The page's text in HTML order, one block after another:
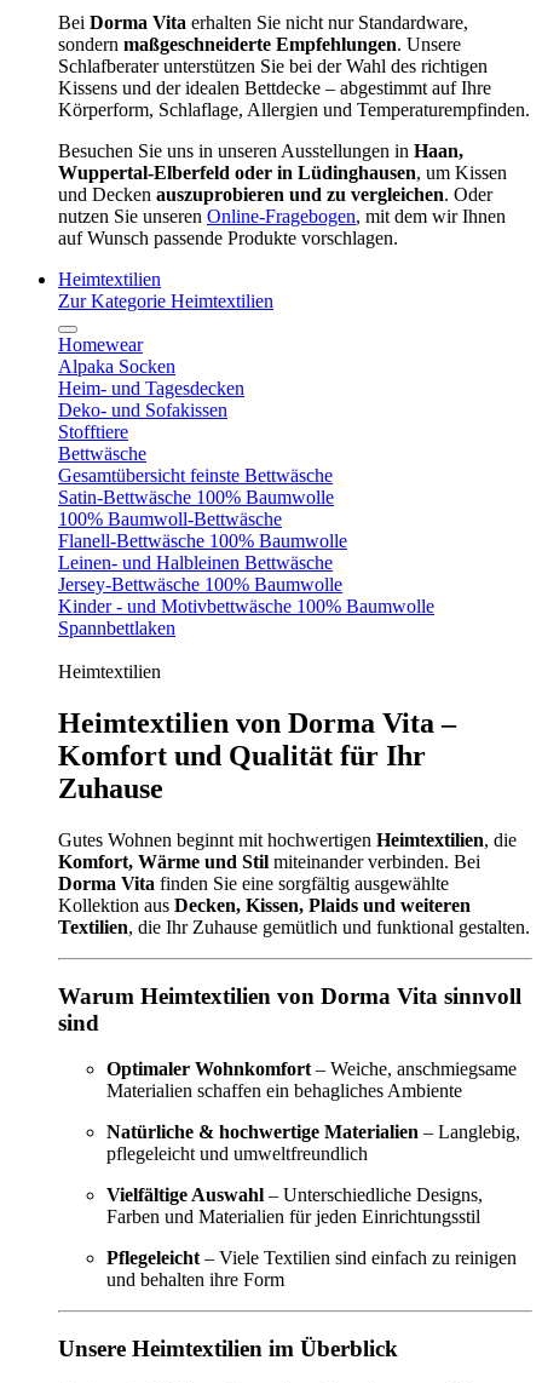
Bei Dorma Vita erhalten Sie nicht nur Standardware,
sondern maßgeschneiderte Empfehlungen. Unsere
Schlafberater unterstützen Sie bei der Wahl des richtigen
Kissens und der idealen Bettdecke – abgestimmt auf Ihre
Körperform, Schlaflage, Allergien und Temperaturempfinden.
Besuchen Sie uns in unseren Ausstellungen in Haan,
Wuppertal-Elberfeld oder in Lüdinghausen, um Kissen
und Decken auszuprobieren und zu vergleichen. Oder
nutzen Sie unseren Online-Fragebogen, mit dem wir Ihnen
auf Wunsch passende Produkte vorschlagen.
Heimtextilien
Zur Kategorie Heimtextilien
Homewear
Alpaka Socken
Heim- und Tagesdecken
Deko- und Sofakissen
Stofftiere
Bettwäsche
Gesamtübersicht feinste Bettwäsche
Satin-Bettwäsche 100% Baumwolle
100% Baumwoll-Bettwäsche
Flanell-Bettwäsche 100% Baumwolle
Leinen- und Halbleinen Bettwäsche
Jersey-Bettwäsche 100% Baumwolle
Kinder - und Motivbettwäsche 100% Baumwolle
Spannbettlaken
Heimtextilien
Heimtextilien von Dorma Vita –
Komfort und Qualität für Ihr
Zuhause
Gutes Wohnen beginnt mit hochwertigen Heimtextilien, die
Komfort, Wärme und Stil miteinander verbinden. Bei
Dorma Vita finden Sie eine sorgfältig ausgewählte
Kollektion aus Decken, Kissen, Plaids und weiteren
Textilien, die Ihr Zuhause gemütlich und funktional gestalten.
Warum Heimtextilien von Dorma Vita sinnvoll
sind
Optimaler Wohnkomfort – Weiche, anschmiegsame
Materialien schaffen ein behagliches Ambiente
Natürliche & hochwertige Materialien – Langlebig,
pflegeleicht und umweltfreundlich
Vielfältige Auswahl – Unterschiedliche Designs,
Farben und Materialien für jeden Einrichtungsstil
Pflegeleicht – Viele Textilien sind einfach zu reinigen
und behalten ihre Form
Unsere Heimtextilien im Überblick